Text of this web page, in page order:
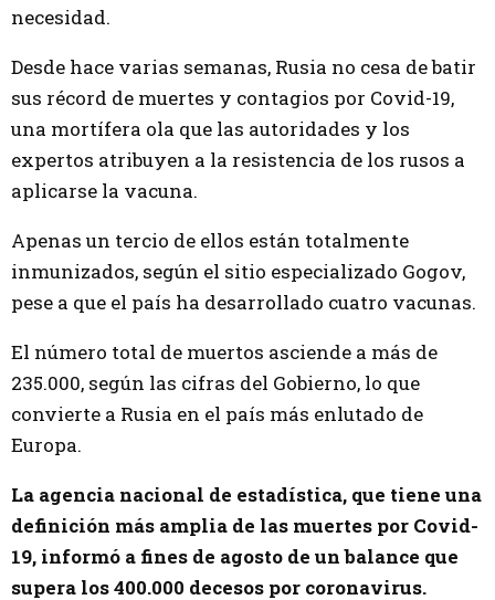
necesidad.
Desde hace varias semanas, Rusia no cesa de batir
sus récord de muertes y contagios por Covid-19,
una mortífera ola que las autoridades y los
expertos atribuyen a la resistencia de los rusos a
aplicarse la vacuna.
Apenas un tercio de ellos están totalmente
inmunizados, según el sitio especializado Gogov,
pese a que el país ha desarrollado cuatro vacunas.
El número total de muertos asciende a más de
235.000, según las cifras del Gobierno, lo que
convierte a Rusia en el país más enlutado de
Europa.
La agencia nacional de estadística, que tiene una
definición más amplia de las muertes por Covid-
19, informó a fines de agosto de un balance que
supera los 400.000 decesos por coronavirus.